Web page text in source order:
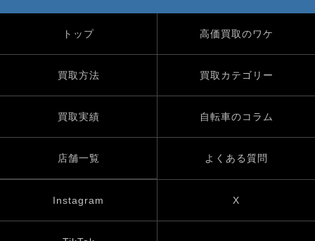
トップ 高価買取のワケ
買取方法 買取カテゴリー
買取実績 自転車のコラム
店舗一覧 よくある質問
Instagram X